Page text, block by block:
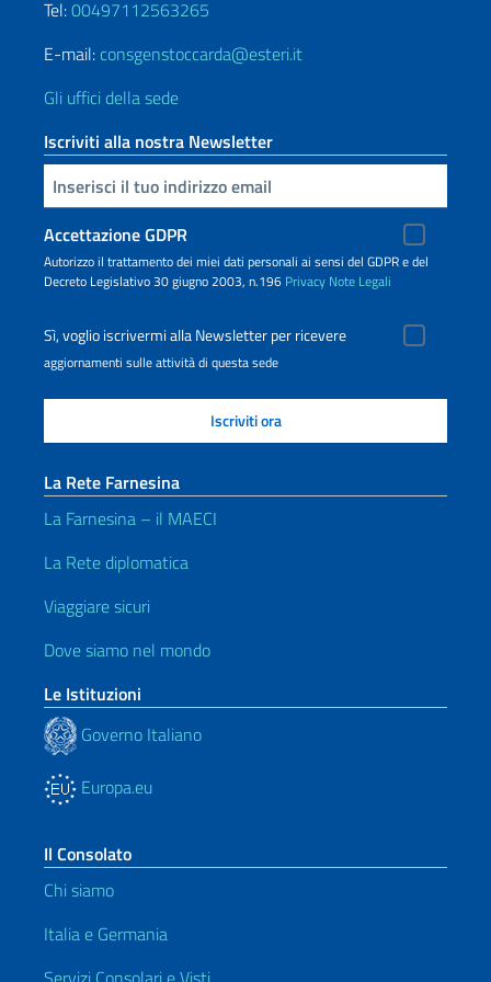
Tel:00497112563265
E-mail: consgenstoccarda@esteri.it
Gli uffici della sede
Iscriviti alla nostra Newsletter
Inserisci la tua email
Accettazione GDPR
Autorizzo il trattamento dei miei dati personali ai sensi del GDPR e del
Decreto Legislativo 30 giugno 2003, n.196 Privacy Note Legali
Sì, voglio iscrivermi alla Newsletter per ricevere
aggiornamenti sulle attività di questa sede
La Rete Farnesina
La Farnesina – il MAECI
La Rete diplomatica
Viaggiare sicuri
Dove siamo nel mondo
Le Istituzioni
Governo Italiano
Europa.eu
Il Consolato
Chi siamo
Italia e Germania